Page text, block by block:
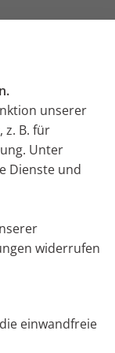
unserer
z. B. für
Unter
Dienste und
widerrufen
einwandfreie